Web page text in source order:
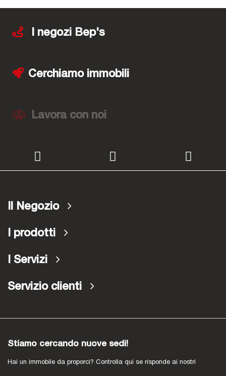
I negozi Bep's
Cerchiamo immobili
Lavora con noi
Il Negozio
I prodotti
I Servizi
Servizio clienti
Stiamo cercando nuove sedi!
Hai un immobile da proporci? Controlla qui se risponde ai nostri